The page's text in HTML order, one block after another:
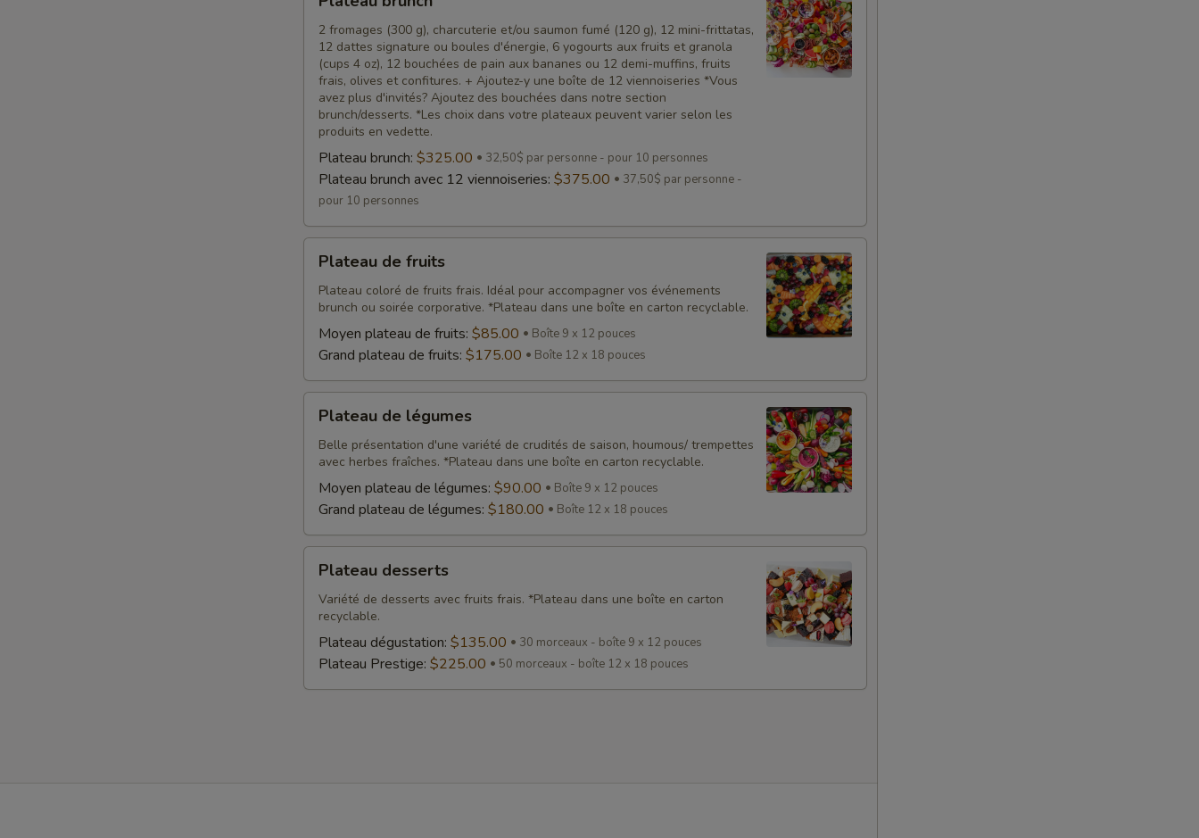
brunch
2 fromages (300 g), charcuterie et/ou saumon fumé (120 g), 12 mini-frittatas,
12 dattes signature ou boules d'énergie, 6 yogourts aux fruits et granola
(cups 4 oz), 12 bouchées de pain aux bananes ou 12 demi-muffins, fruits
frais, olives et confitures. + Ajoutez-y une boîte de 12 viennoiseries *Vous
avez plus d'invités? Ajoutez des bouchées dans notre section
brunch/desserts. *Les choix dans votre plateaux peuvent varier selon les
produits en vedette.
Plateau brunch: $325.00 32,50$ par personne - pour 10 personnes
Plateau brunch avec 12 viennoiseries: $375.00
37,50$ par personne -
pour 10 personnes
fruits
Plateau de fruits
Plateau coloré de fruits frais. Idéal pour accompagner vos événements
brunch ou soirée corporative. *Plateau dans une boîte en carton recyclable.
Moyen plateau de fruits: $85.00 Boîte 9 x 12 pouces
Grand plateau de fruits: $175.00 Boîte 12 x 18 pouces
légumes
Plateau de légumes
Belle présentation d'une variété de crudités de saison, houmous/ trempettes
avec herbes fraîches. *Plateau dans une boîte en carton recyclable.
Moyen plateau de légumes: $90.00 Boîte 9 x 12 pouces
Grand plateau de légumes: $180.00 Boîte 12 x 18 pouces
desserts
Plateau desserts
Variété de desserts avec fruits frais. *Plateau dans une boîte en carton
recyclable.
Plateau dégustation: $135.00 30 morceaux - boîte 9 x 12 pouces
Plateau Prestige: $225.00 50 morceaux - boîte 12 x 18 pouces